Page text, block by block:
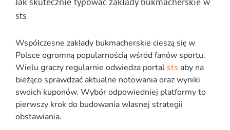
sts
Współczesne zakłady bukmacherskie cieszą się w
Polsce ogromną popularnością wśród fanów sportu.
Wielu graczy regularnie odwiedza portal sts aby na
bieżąco sprawdzać aktualne notowania oraz wyniki
swoich kuponów. Wybór odpowiedniej platformy to
pierwszy krok do budowania własnej strategii
obstawiania.